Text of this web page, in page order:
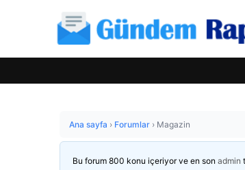
Ana sayfa › Forumlar › Magazin
Bu forum 800 konu içeriyor ve en son admin